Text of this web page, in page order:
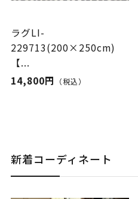
ラグLI-
229713(200×250cm)
【...
14,800円
（税込）
新着コーディネート